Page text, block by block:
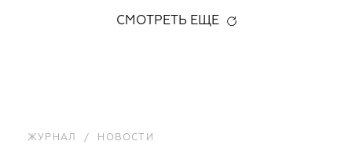
СМОТРЕТЬ ЕЩЕ
ЖУРНАЛ / НОВОСТИ